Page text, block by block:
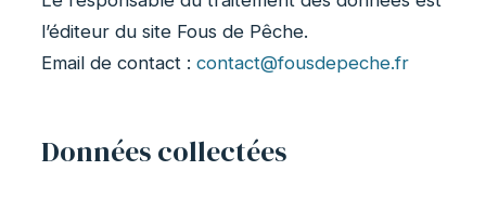
l’éditeur du site Fous de Pêche.
Email de contact : contact@fousdepeche.fr
Données collectées